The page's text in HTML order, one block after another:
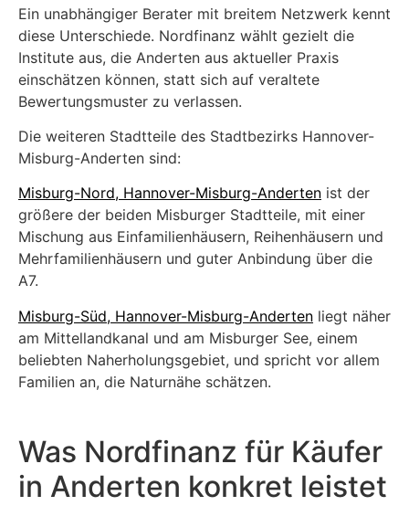
Ein unabhängiger Berater mit breitem Netzwerk kennt
diese Unterschiede. Nordfinanz wählt gezielt die
Institute aus, die Anderten aus aktueller Praxis
einschätzen können, statt sich auf veraltete
Bewertungsmuster zu verlassen.
Die weiteren Stadtteile des Stadtbezirks Hannover-
Misburg-Anderten sind:
Misburg-Nord, Hannover-Misburg-Anderten ist der
größere der beiden Misburger Stadtteile, mit einer
Mischung aus Einfamilienhäusern, Reihenhäusern und
Mehrfamilienhäusern und guter Anbindung über die
A7.
Misburg-Süd, Hannover-Misburg-Anderten liegt näher
am Mittellandkanal und am Misburger See, einem
beliebten Naherholungsgebiet, und spricht vor allem
Familien an, die Naturnähe schätzen.
Was Nordfinanz für Käufer
in Anderten konkret leistet